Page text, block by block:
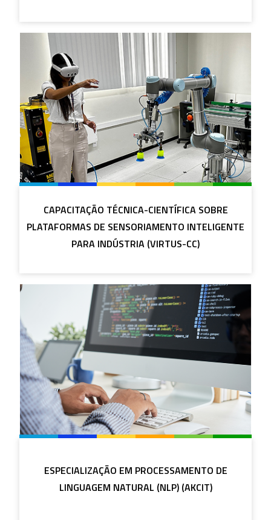
CAPACITAÇÃO TÉCNICA-CIENTÍFICA SOBRE
PLATAFORMAS DE SENSORIAMENTO INTELIGENTE
PARA INDÚSTRIA (VIRTUS-CC)
ESPECIALIZAÇÃO EM PROCESSAMENTO DE
LINGUAGEM NATURAL (NLP) (AKCIT)